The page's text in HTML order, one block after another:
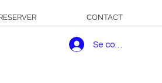
CONTACT
Se connecter